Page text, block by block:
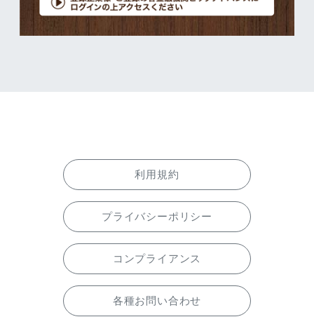
利用規約
プライバシーポリシー
コンプライアンス
各種お問い合わせ